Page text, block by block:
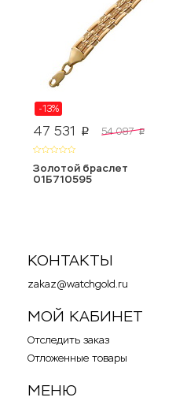
-13%
47 531 p 54 087 p
Золотой браслет
01Б710595
КОНТАКТЫ
zakaz@watchgold.ru
МОЙ КАБИНЕТ
Отследить заказ
Отложенные товары
МЕНЮ